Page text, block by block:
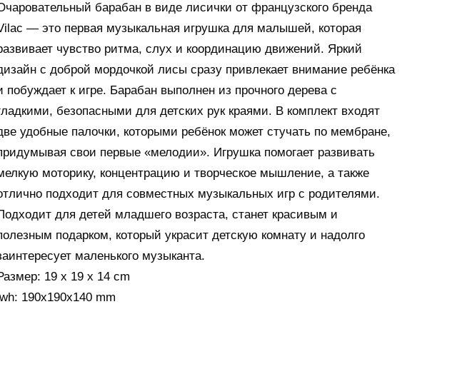
барабан в виде лисички от французского бренда
— это первая музыкальная игрушка для малышей, которая
чувство ритма, слух и координацию движений. Яркий
с доброй мордочкой лисы сразу привлекает внимание ребёнка
побуждает к игре. Барабан выполнен из прочного дерева с
безопасными для детских рук краями. В комплект входят
удобные палочки, которыми ребёнок может стучать по мембране,
свои первые «мелодии». Игрушка помогает развивать
моторику, концентрацию и творческое мышление, а также
подходит для совместных музыкальных игр с родителями.
для детей младшего возраста, станет красивым и
подарком, который украсит детскую комнату и надолго
маленького музыканта.
19 x 19 x 14 cm
190x190x140 mm